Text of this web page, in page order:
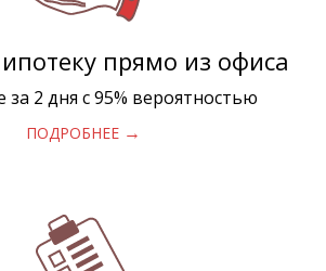
прямо из офиса
2 дня с 95% вероятностью
ПОДРОБНЕЕ →